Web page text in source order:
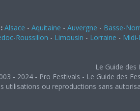
Alsace - Aquitaine - Auvergne - Basse-
Roussillon - Limousin - Lorraine -
Le Guide
- 2024 - Pro Festivals - Le Guide des
utilisations ou reproductions sans